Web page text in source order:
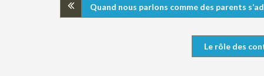
Quand nous parlons comme des parents
Le rôle des